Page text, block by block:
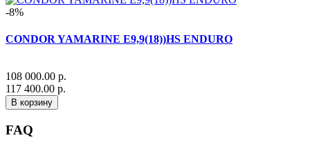
-8%
CONDOR YAMARINE E9,9(18))HS ENDURO
108 000.00 р.
117 400.00 р.
В корзину
FAQ